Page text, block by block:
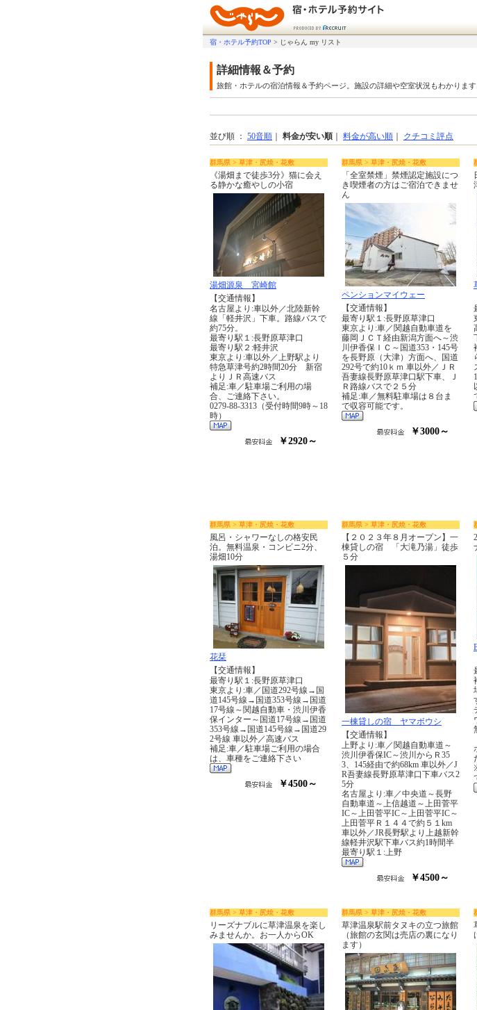
宿・ホテル予約TOP > じゃらん my リスト
詳細情報＆予約
旅館・ホテルの宿泊情報＆予約ページ。施設の詳細や空室状況もわかります
並び順 ： 50音順 料金が安い順 料金が高い順 クチコミ評点
群馬県 > 草津・尻焼・花敷
《湯畑まで徒歩3分》猫に会え
る静かな癒やしの小宿
湯畑源泉 宮崎館
【交通情報】
名古屋より:車以外／北陸新幹
線「軽井沢」下車。路線バスで
約75分。
最寄り駅１:長野原草津口
最寄り駅２:軽井沢
東京より:車以外／上野駅より
特急草津号約2時間20分 新宿
よりＪＲ高速バス
補足:車／駐車場ご利用の場
合、ご連絡下さい。
0279-88-3313（受付時間9時～18
時）
￥2920～
群馬県 > 草津・尻焼・花敷
「全室禁煙」禁煙認定施設につ
き喫煙者の方はご宿泊できませ
ん
ペンションマイウェー
【交通情報】
最寄り駅１:長野原草津口
東京より:車／関越自動車道を
藤岡ＪＣＴ経由新潟方面へ～渋
川伊香保ＩＣ～国道353・145号
を長野原（大津）方面へ、国道
292号で約10ｋｍ 車以外／ＪＲ
吾妻線長野原草津口駅下車、Ｊ
Ｒ路線バスで２５分
補足:車／無料駐車場は８台ま
で収容可能です。
￥3000～
群馬県 > 草津・尻焼・花敷
風呂・シャワーなしの格安民
泊。無料温泉・コンビニ2分、
湯畑10分
花栞
【交通情報】
最寄り駅１:長野原草津口
東京より:車／国道292号線→国
道145号線→国道353号線→国道
17号線～関越自動車・渋川伊香
保インター～国道17号線→国道
353号線→国道145号線→国道29
2号線 車以外／高速バス
補足:車／駐車場ご利用の場合
は、車種をご連絡下さい
￥4500～
群馬県 > 草津・尻焼・花敷
【２０２３年８月オープン】一
棟貸しの宿 「大滝乃湯」徒歩
５分
一棟貸しの宿 ヤマボウシ
【交通情報】
上野より:車／関越自動車道～
渋川伊香保IC～渋川からＲ35
3、145経由で約68km 車以外／J
R吾妻線長野原草津口下車バス2
5分
名古屋より:車／中央道～長野
自動車道～上信越道～上田菅平
IC～上田菅平IC～上田菅平IC～
上田菅平Ｒ１４４で約５１km
車以外／JR長野駅より上越新幹
線軽井沢駅下車バス約1時間半
最寄り駅１:上野
￥4500～
群馬県 > 草津・尻焼・花敷
リーズナブルに草津温泉を楽し
みませんか。お一人からOK
群馬県 > 草津・尻焼・花敷
草津温泉駅前タヌキの立つ旅館
（旅館の玄関は売店の裏になり
ます）